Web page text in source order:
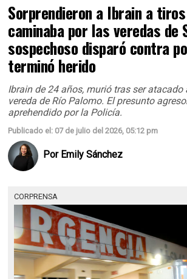
Sorprendieron a Ibrain a
caminaba por las veredas de
sospechoso disparó contra
terminó herido
Ibrain de 24 años, murió tras ser atacado
vereda de Río Palomo. El presunto
aprehendido por la Policía.
Publicado el: 07 de julio del 2026, 05:12 pm
Por Emily Sánchez
CORPRENSA